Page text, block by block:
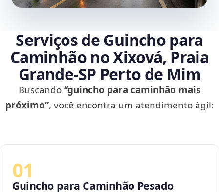
Serviços de Guincho para
Caminhão no Xixová, Praia
Grande‑SP Perto de Mim
Buscando“guincho para caminhão mais
próximo”, você encontra um atendimento ágil:
01
Guincho para Caminhão Pesado